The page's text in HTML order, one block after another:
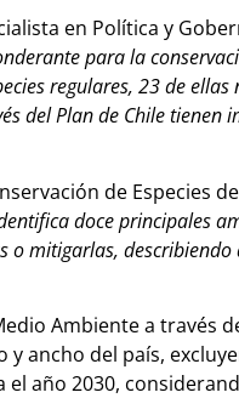
en Política y
para la
regulares, 23 de
del Plan de Chile
de Especies
doce principales
o mitigarlas,
Ambiente a través
y ancho del país,
año 2030,